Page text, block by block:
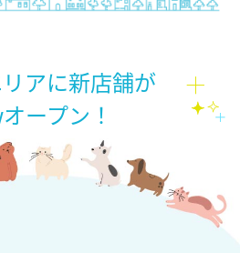
アに新店舗が
ープン！